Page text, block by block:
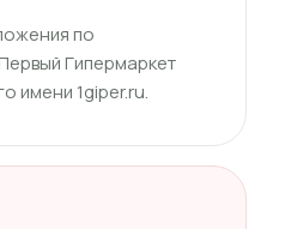
по
Гипермаркет
имени 1giper.ru.